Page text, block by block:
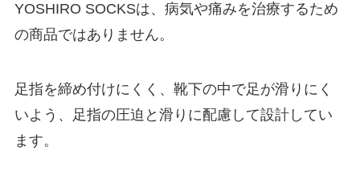
YOSHIRO SOCKSは、病気や痛みを治療するため
の商品ではありません。
足指を締め付けにくく、靴下の中で足が滑りにく
いよう、足指の圧迫と滑りに配慮して設計してい
ます。